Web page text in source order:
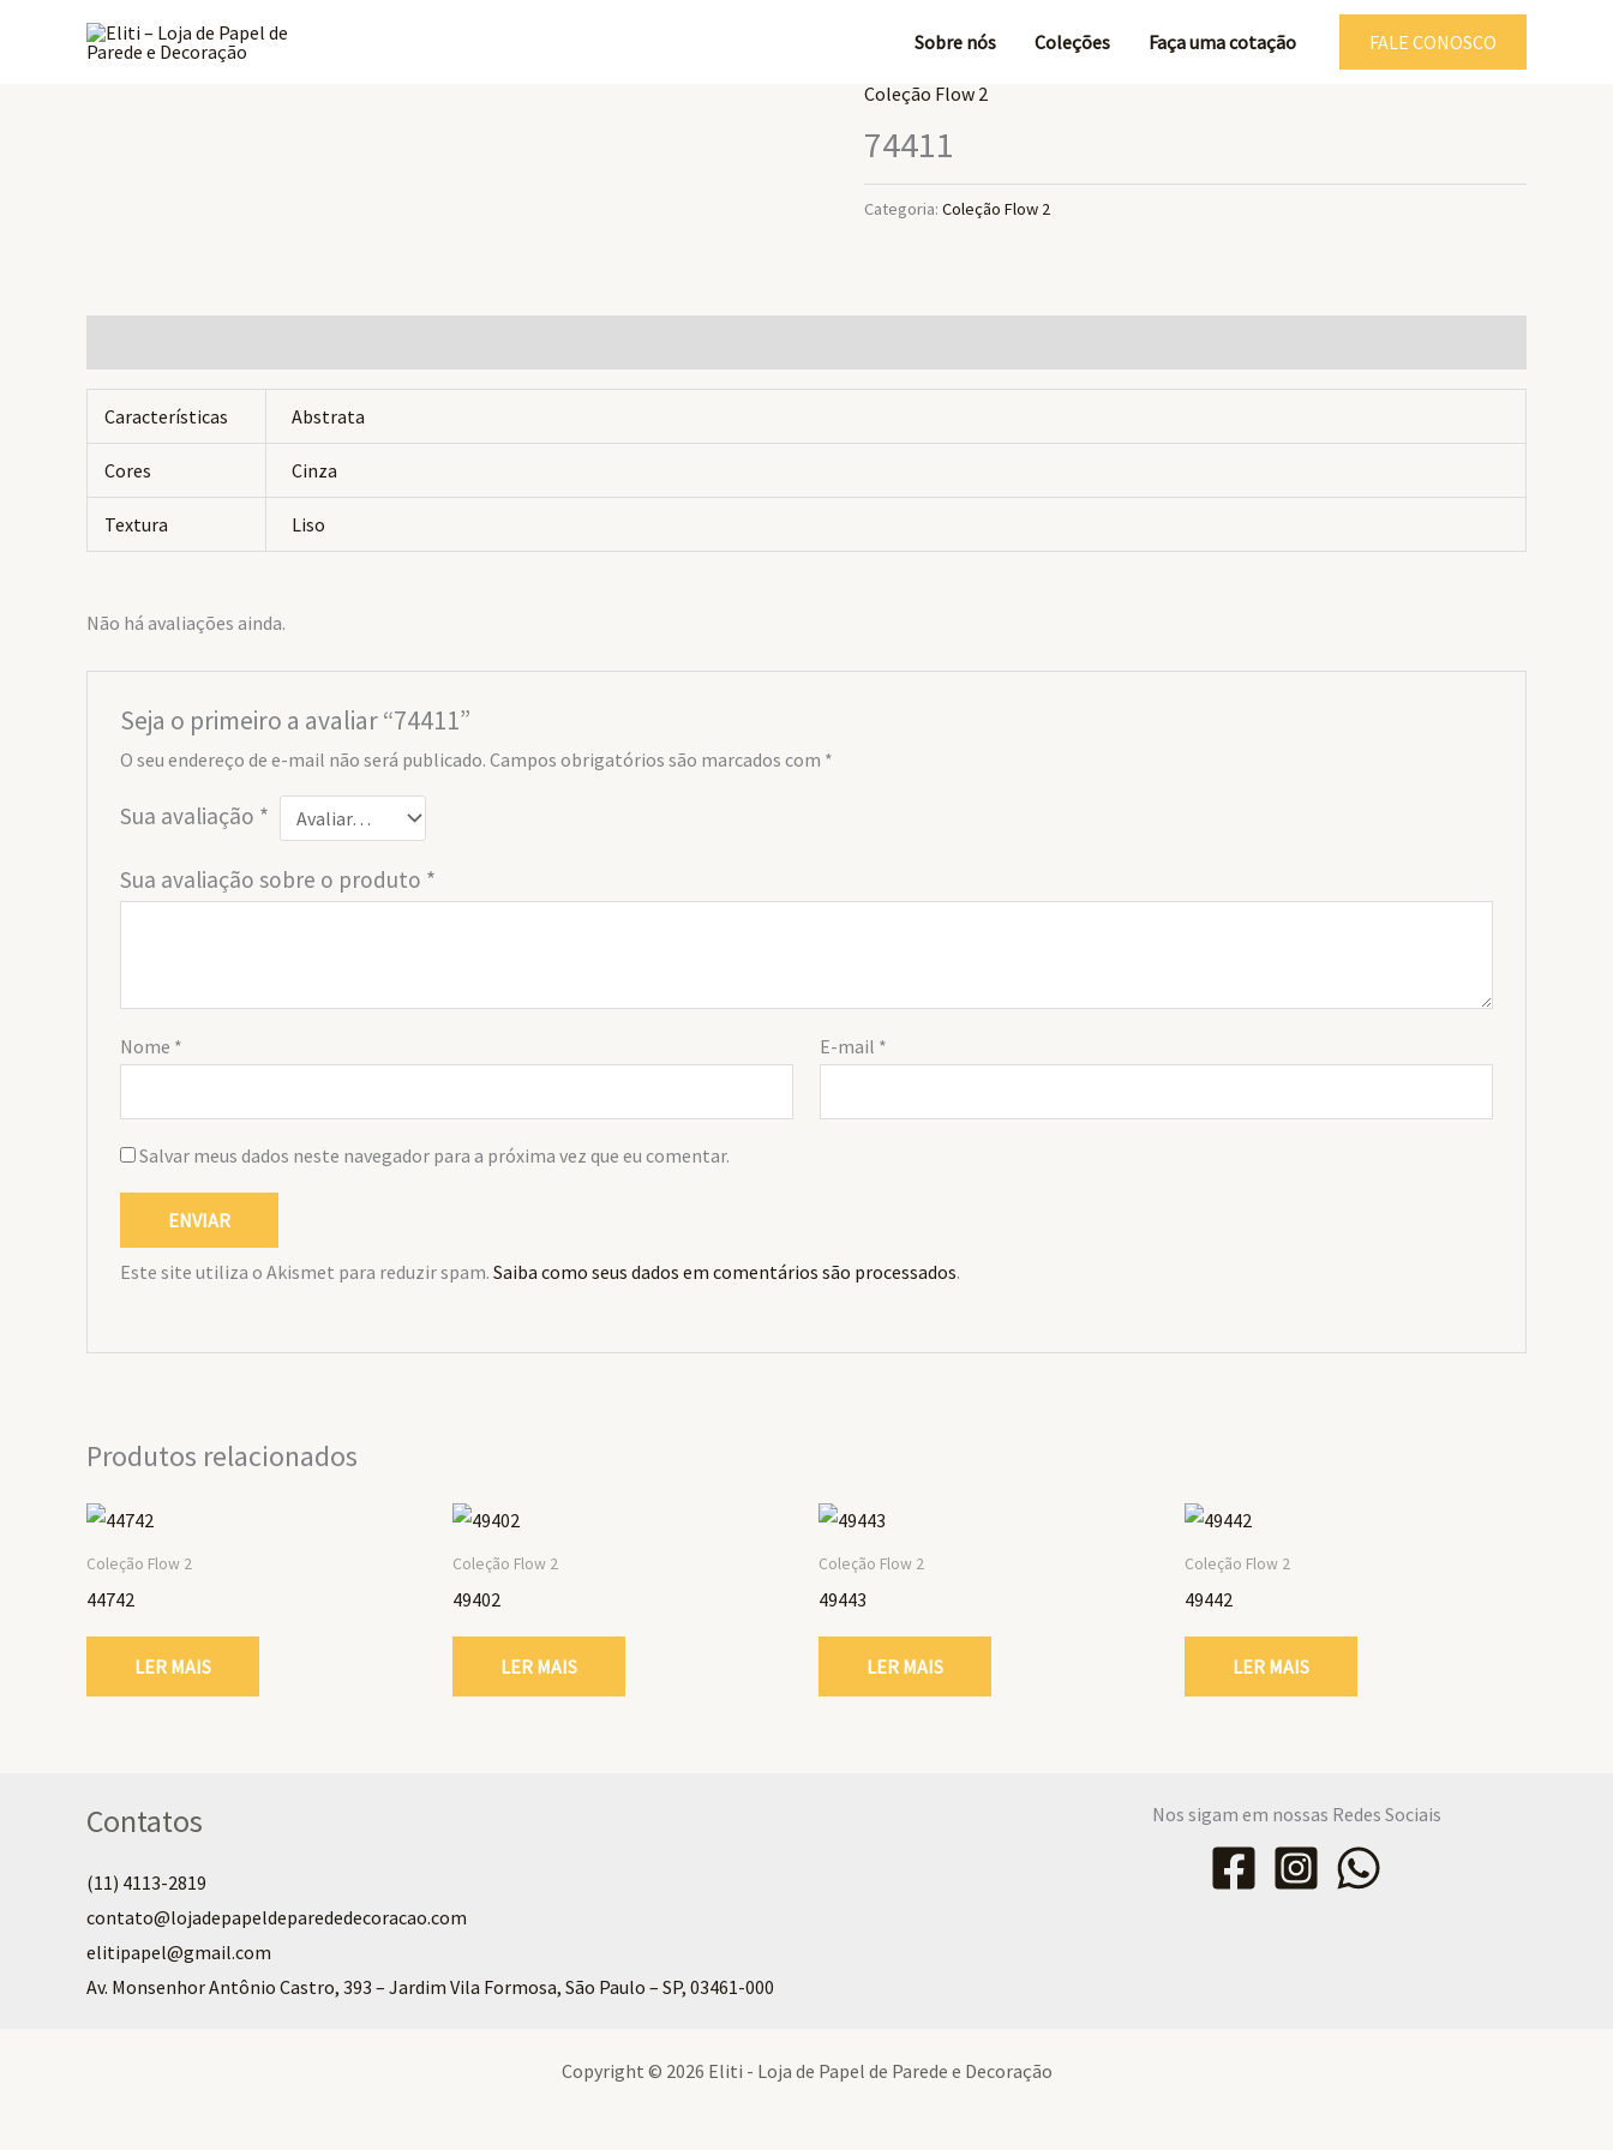
Sobre nós Coleções Faça uma cotação FALE CONOSCO
Coleção Flow 2
74411
Categoria: Coleção Flow 2
Características Abstrata
Cores Cinza
Textura Liso
Não há avaliações ainda.
Seja o primeiro a avaliar “74411”
O seu endereço de e-mail não será publicado. Campos obrigatórios são marcados com *
Sua avaliação *
Sua avaliação sobre o produto *
Nome * E-mail *
Salvar meus dados neste navegador para a próxima vez que eu comentar.
Este site utiliza o Akismet para reduzir spam. Saiba como seus dados em comentários são processados.
Produtos relacionados
Coleção Flow 2
44742
LER MAIS
Coleção Flow 2
49402
LER MAIS
Coleção Flow 2
49443
LER MAIS
Coleção Flow 2
49442
LER MAIS
Contatos
(11) 4113-2819
contato@lojadepapeldeparededecoracao.com
elitipapel@gmail.com​
Av. Monsenhor Antônio Castro, 393 – Jardim Vila Formosa, São Paulo – SP, 03461-000
Nos sigam em nossas Redes Sociais
Copyright © 2026 Eliti - Loja de Papel de Parede e Decoração